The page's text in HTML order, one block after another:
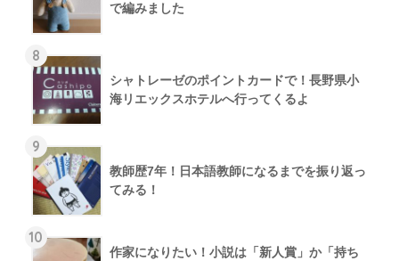
で編みました
8
シャトレーゼのポイントカードで！長野県小
海リエックスホテルへ行ってくるよ
9
教師歴7年！日本語教師になるまでを振り返っ
てみる！
10
作家になりたい！小説は「新人賞」か「持ち